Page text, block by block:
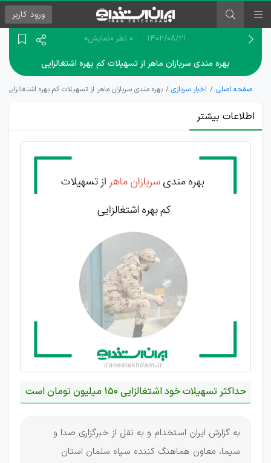
ورود کاربر
۱۴۰۲/۰۸/۲۱ 0 نظر «نمایش»
بهره مندی سربازان ماهر از تسهیلات کم بهره اشتغالزایی
صفحه اصلی اخبار سربازی بهره مندی سربازان ماهر از تسهیلات کم بهره اشتغالزایی
اطلاعات بیشتر
حداکثر تسهیلات خود اشتغالزایی 150 میلیون تومان است
به گزارش ایران استخدام و به نقل از خبرگزاری صدا و
سیما، معاون هماهنگ کننده سپاه سلمان استان